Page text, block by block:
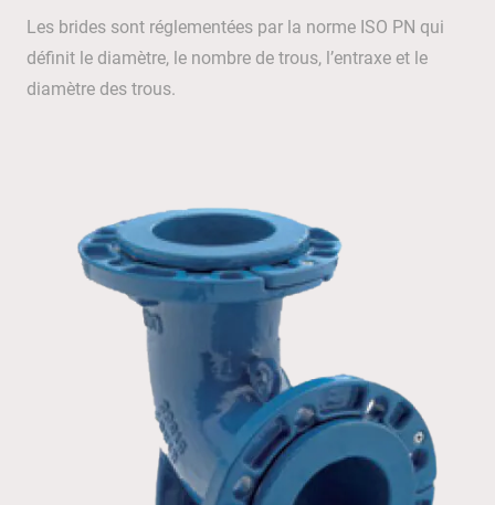
Les brides sont réglementées par la norme ISO PN qui
définit le diamètre, le nombre de trous, l’entraxe et le
diamètre des trous.